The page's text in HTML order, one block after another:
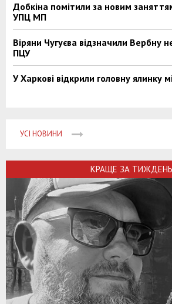
Добкіна помітили за новим
УПЦ МП
Віряни Чугуєва відзначили Вербну
ПЦУ
У Харкові відкрили головну ялинку
УСІ НОВИНИ
КРАЩЕ ЗА ТИЖДЕНЬ